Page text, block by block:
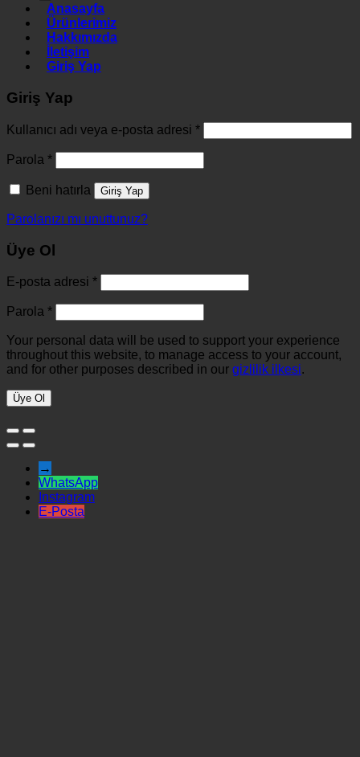
Anasayfa
Ürünlerimiz
Hakkımızda
İletişim
Giriş Yap
Giriş Yap
Kullanıcı adı veya e-posta adresi *
Parola *
Beni hatırla Giriş Yap
Parolanızı mı unuttunuz?
Üye Ol
E-posta adresi *
Parola *
Your personal data will be used to support your experience
throughout this website, to manage access to your account,
and for other purposes described in our gizlilik ilkesi.
Üye Ol
→
WhatsApp
Instagram
E-Posta